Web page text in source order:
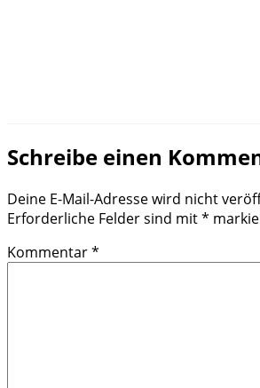
Schreibe einen
Deine E-Mail-Adresse wird nicht
Erforderliche Felder sind mit*
Kommentar*